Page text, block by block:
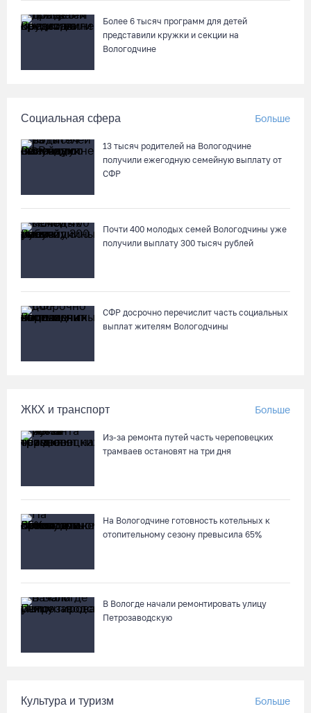
Более 6 тысяч программ для детей
представили кружки и секции на
Вологодчине
Социальная сфера Больше
13 тысяч родителей на Вологодчине
получили ежегодную семейную выплату от
СФР
Почти 400 молодых семей Вологодчины уже
получили выплату 300 тысяч рублей
СФР досрочно перечислит часть социальных
выплат жителям Вологодчины
ЖКХ и транспорт Больше
Из-за ремонта путей часть череповецких
трамваев остановят на три дня
На Вологодчине готовность котельных к
отопительному сезону превысила 65%
В Вологде начали ремонтировать улицу
Петрозаводскую
Культура и туризм Больше